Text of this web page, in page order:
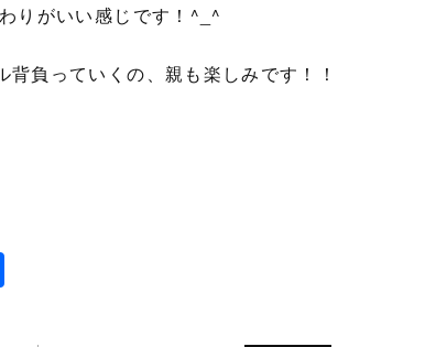
りがいい感じです！^_^
負っていくの、親も楽しみです！！